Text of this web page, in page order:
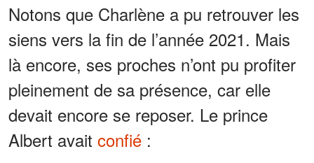
Notons que Charlène a pu retrouver les
siens vers la fin de l’année 2021. Mais
là encore, ses proches n’ont pu profiter
pleinement de sa présence, car elle
devait encore se reposer. Le prince
Albert avait confié :